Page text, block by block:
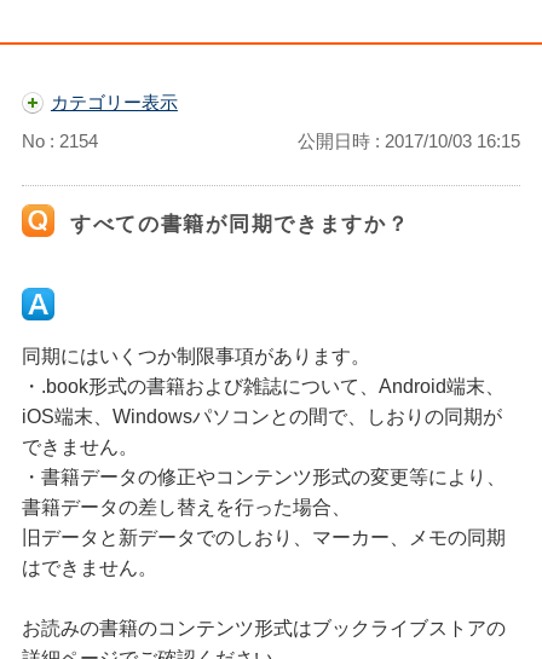
カテゴリー表示
No : 2154
公開日時 : 2017/10/03 16:15
すべての書籍が同期できますか？
同期にはいくつか制限事項があります。
・.book形式の書籍および雑誌について、Android端末、
iOS端末、Windowsパソコンとの間で、しおりの同期が
できません。
・書籍データの修正やコンテンツ形式の変更等により、
書籍データの差し替えを行った場合、
旧データと新データでのしおり、マーカー、メモの同期
はできません。
お読みの書籍のコンテンツ形式はブックライブストアの